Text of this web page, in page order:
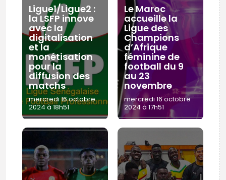
Ligue1/Ligue2 :
la LSFP innove
avec la
digitalisation
et la
monétisation
pour la
diffusion des
matchs
mercredi 16 octobre
2024 à 18h51
Le Maroc
accueille la
Ligue des
Champions
d’Afrique
féminine de
football du 9
au 23
novembre
mercredi 16 octobre
2024 à 17h51